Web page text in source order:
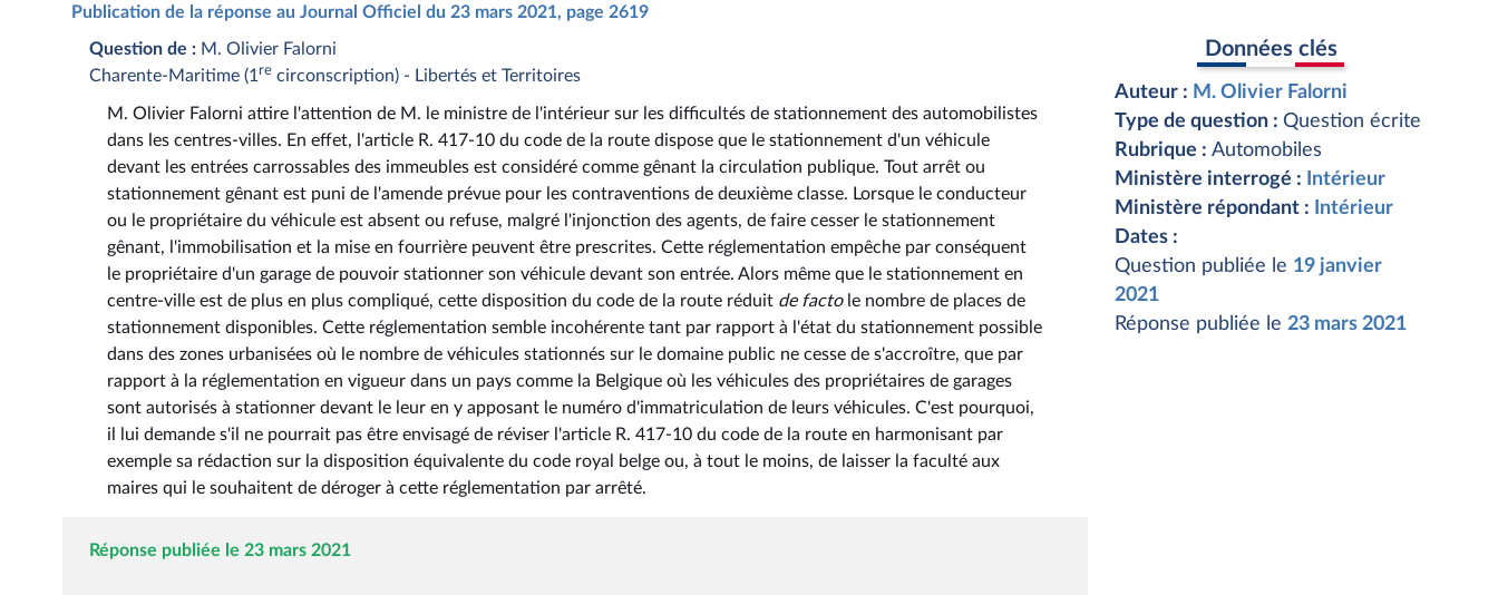
Publication de la réponse au Journal Officiel du 23 mars 2021, page 2619
Question de : M. Olivier Falorni
Charente-Maritime (1 re circonscription) - Libertés et Territoires
M. Olivier Falorni attire l'attention de M. le ministre de l'intérieur sur les difficultés de stationnement des automobilistes
dans les centres-villes. En effet, l'article R. 417-10 du code de la route dispose que le stationnement d'un véhicule
devant les entrées carrossables des immeubles est considéré comme gênant la circulation publique. Tout arrêt ou
stationnement gênant est puni de l'amende prévue pour les contraventions de deuxième classe. Lorsque le conducteur
ou le propriétaire du véhicule est absent ou refuse, malgré l'injonction des agents, de faire cesser le stationnement
gênant, l'immobilisation et la mise en fourrière peuvent être prescrites. Cette réglementation empêche par conséquent
le propriétaire d'un garage de pouvoir stationner son véhicule devant son entrée. Alors même que le stationnement en
centre-ville est de plus en plus compliqué, cette disposition du code de la route réduit de factole nombre de places de
stationnement disponibles. Cette réglementation semble incohérente tant par rapport à l'état du stationnement possible
dans des zones urbanisées où le nombre de véhicules stationnés sur le domaine public ne cesse de s'accroître, que par
rapport à la réglementation en vigueur dans un pays comme la Belgique où les véhicules des propriétaires de garages
sont autorisés à stationner devant le leur en y apposant le numéro d'immatriculation de leurs véhicules. C'est pourquoi,
il lui demande s'il ne pourrait pas être envisagé de réviser l'article R. 417-10 du code de la route en harmonisant par
exemple sa rédaction sur la disposition équivalente du code royal belge ou, à tout le moins, de laisser la faculté aux
maires qui le souhaitent de déroger à cette réglementation par arrêté.
Réponse publiée le 23 mars 2021
Données clés
Auteur : M. Olivier Falorni
Type de question : Question écrite
Rubrique : Automobiles
Ministère interrogé :
Intérieur
Ministère répondant :
Intérieur
Dates :
Question publiée le 19 janvier
2021
Réponse publiée le 23 mars 2021